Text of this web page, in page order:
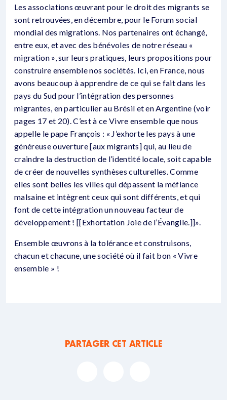
Les associations œuvrant pour le droit des migrants se
sont retrouvées, en décembre, pour le Forum social
mondial des migrations. Nos partenaires ont échangé,
entre eux, et avec des bénévoles de notre réseau «
migration », sur leurs pratiques, leurs propositions pour
construire ensemble nos sociétés. Ici, en France, nous
avons beaucoup à apprendre de ce qui se fait dans les
pays du Sud pour l’intégration des personnes
migrantes, en particulier au Brésil et en Argentine (voir
pages 17 et 20). C’est à ce Vivre ensemble que nous
appelle le pape François : « J’exhorte les pays à une
généreuse ouverture [aux migrants] qui, au lieu de
craindre la destruction de l’identité locale, soit capable
de créer de nouvelles synthèses culturelles. Comme
elles sont belles les villes qui dépassent la méfiance
malsaine et intègrent ceux qui sont différents, et qui
font de cette intégration un nouveau facteur de
développement ! [[Exhortation Joie de l’Évangile.]]».
Ensemble œuvrons à la tolérance et construisons,
chacun et chacune, une société où il fait bon « Vivre
ensemble » !
PARTAGER CET ARTICLE